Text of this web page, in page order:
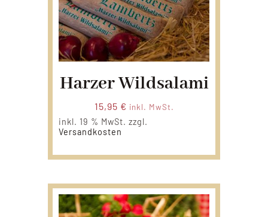
Harzer Wildsalami
15,95 € inkl. MwSt.
inkl. 19 % MwSt. zzgl.
Versandkosten